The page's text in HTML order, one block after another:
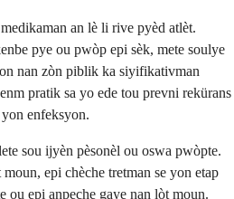
an lè li rive pyèd atlèt.
pye ou pwòp epi sèk, mete soulye
nan zòn piblik ka siyifikativman
pratik sa yo ede tou prevni rekürans
enfeksyon.
sou ijyèn pèsonèl ou oswa pwòpte.
epi chèche tretman se yon etap
ou epi anpeche gaye nan lòt moun.